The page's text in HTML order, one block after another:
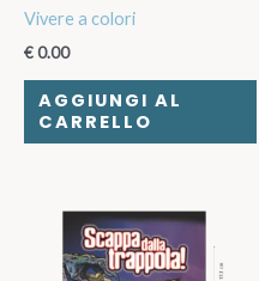
Vivere a colori
€0.00
AGGIUNGI AL
CARRELLO